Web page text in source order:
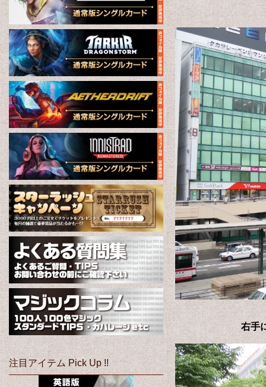
注目アイテム Pick Up !!
右手